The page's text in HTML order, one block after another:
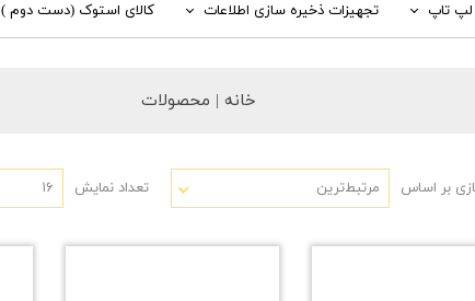
لپ تاپ تجهیزات ذخیره سازی اطلاعات کالای استوک (دست دوم )
خانه | محصولات
بر اساس مرتبط‌ترین تعداد نمایش ۱۶